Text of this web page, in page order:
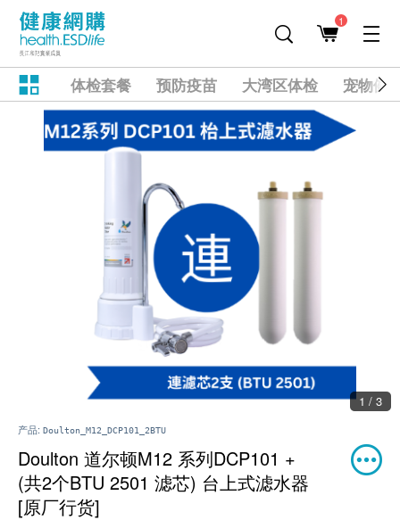
1
体检套餐 预防疫苗 大湾区体检 宠物健
1 / 3
产品: Doulton_M12_DCP101_2BTU
Doulton 道尔顿M12 系列DCP101 +
(共2个BTU 2501 滤芯) 台上式滤水器
[原厂行货]